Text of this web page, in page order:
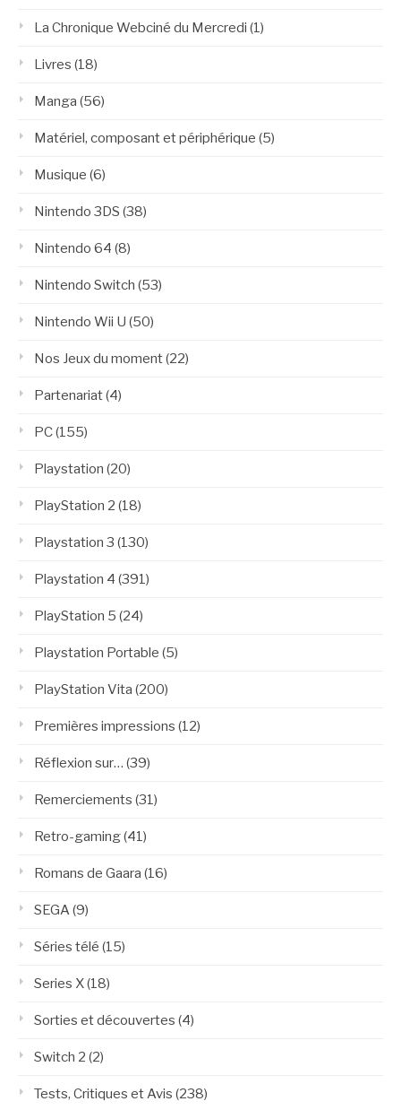
La Chronique Webciné du Mercredi (1)
Livres (18)
Manga (56)
Matériel, composant et périphérique (5)
Musique (6)
Nintendo 3DS (38)
Nintendo 64 (8)
Nintendo Switch (53)
Nintendo Wii U (50)
Nos Jeux du moment(22)
Partenariat(4)
PC(155)
Playstation (20)
PlayStation 2 (18)
Playstation 3 (130)
Playstation 4 (391)
PlayStation 5 (24)
Playstation Portable (5)
PlayStation Vita (200)
Premières impressions (12)
Réflexion sur… (39)
Remerciements (31)
Retro-gaming(41)
Romans de Gaara (16)
SEGA(9)
Séries télé (15)
Series X(18)
Sorties et découvertes (4)
Switch 2 (2)
Tests, Critiques et Avis (238)